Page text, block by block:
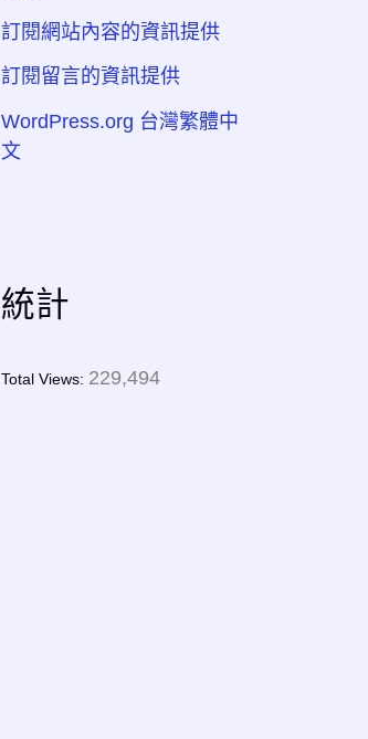
訂閱網站內容的資訊提供
訂閱留言的資訊提供
WordPress.org 台灣繁體中
文
統計
Total Views: 229,494